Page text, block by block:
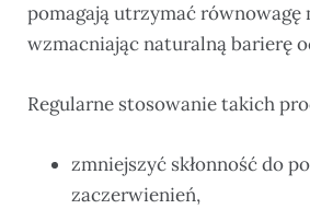
pomagają utrzymać
wzmacniając naturalną barierę
Regularne stosowanie takich
zmniejszyć skłonność do
zaczerwienień,